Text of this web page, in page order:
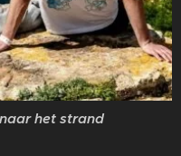
het strand